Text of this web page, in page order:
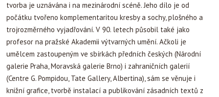
tvorba je uznávána i na mezinárodní scéně. Jeho dílo je od
počátku tvořeno komplementaritou kresby a sochy, plošného a
trojrozměrného vyjadřování. V 90. letech působil také jako
profesor na pražské Akademii výtvarných umění. Ačkoli je
umělcem zastoupeným ve sbírkách předních českých (Národní
galerie Praha, Moravská galerie Brno) i zahraničních galerií
(Centre G. Pompidou, Tate Gallery, Albertina), sám se věnuje i
knižní grafice, tvorbě instalací a publikování zásadních textů z